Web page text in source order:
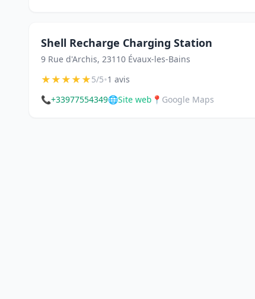
Shell Recharge Charging Station
9 Rue d'Archis, 23110 Évaux-les-Bains
★★★★★5/5•1 avis
📞+33977554349🌐Site web 📍 Google Maps